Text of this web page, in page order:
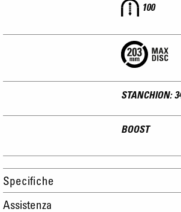
100
STANCHION:
BOOST
Specifiche
Assistenza